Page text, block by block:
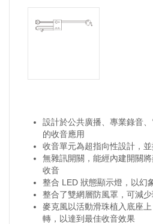
設計於公共廣播、專業錄音
的收音應用
收音單元為超指向性設計，
無雜訊開關，能經內建開關
收音
整合 LED 狀態顯示燈，以幻
整合了雙網層防風罩，可減
麥克風以活動滑珠植入底座
轉，以達到最佳收音效果